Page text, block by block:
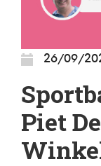
26/09/
Piet